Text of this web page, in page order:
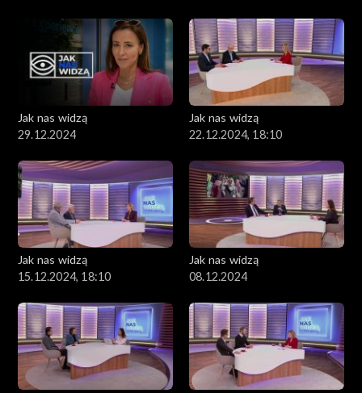
Jak nas widzą
29.12.2024
Jak nas widzą
22.12.2024, 18:10
Jak nas widzą
15.12.2024, 18:10
Jak nas widzą
08.12.2024